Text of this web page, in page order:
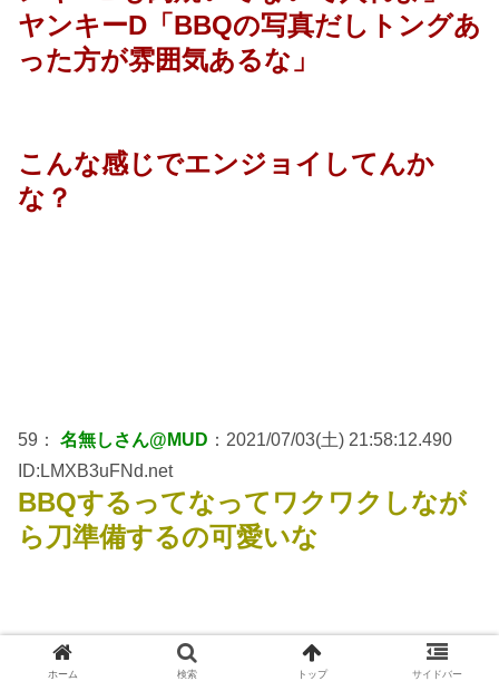
ヤンキーD「BBQの写真だしトングあ
った方が雰囲気あるな」
こんな感じでエンジョイしてんか
な？
59： 名無しさん@MUD ：2021/07/03(土) 21:58:12.490
ID:LMXB3uFNd.net
BBQするってなってワクワクしなが
ら刀準備するの可愛いな
ホーム 検索 トップ サイドバー